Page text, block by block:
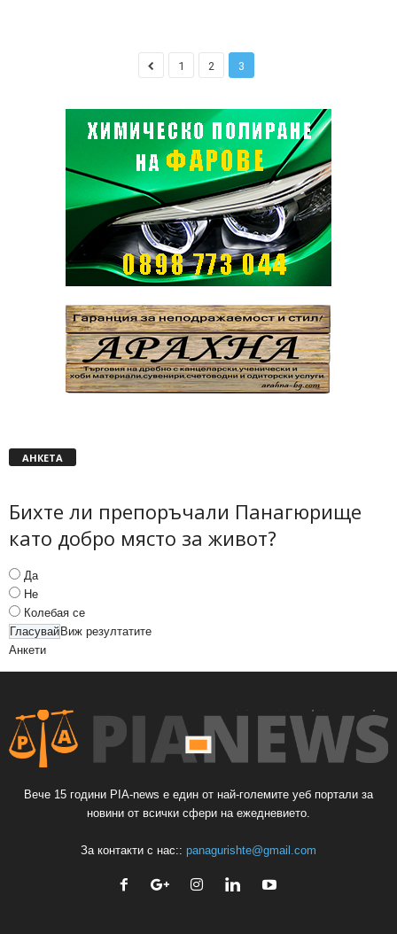
1 2 3
АНКЕТА
Бихте ли препоръчали Панагюрище
като добро място за живот?
Да
Не
Колебая се
Виж резултатите
Анкети
Вече 15 години PIA-news е един от най-големите уеб портали за
новини от всички сфери на ежедневието.
За контакти с нас:: panagurishte@gmail.com